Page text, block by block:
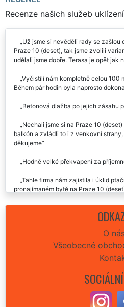
RECENZE
Recenze našich služeb
Už jsme si nevěděli rady se zašlou
Praze 10 (deset), tak jsme zvolili
Během pár hodin byla naprosto
Betonová dlažba po jejich zásahu
Nechali jsme si na Praze 10
děkujeme
Tahle firma nám zajistila i úklid
O nás
Všeobecné